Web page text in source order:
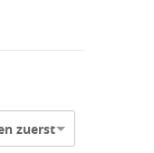
zuerst